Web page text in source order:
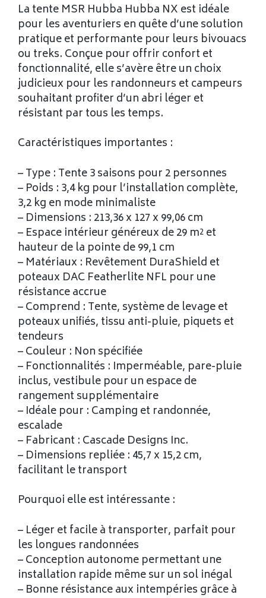
La tente MSR Hubba Hubba NX est idéale
pour les aventuriers en quête d’une solution
pratique et performante pour leurs bivouacs
ou treks. Conçue pour offrir confort et
fonctionnalité, elle s’avère être un choix
judicieux pour les randonneurs et campeurs
souhaitant profiter d’un abri léger et
résistant par tous les temps.
Caractéristiques importantes :
– Type : Tente 3 saisons pour 2 personnes
– Poids : 3,4 kg pour l’installation complète,
3,2 kg en mode minimaliste
– Dimensions : 213,36 x 127 x 99,06 cm
– Espace intérieur généreux de 29 m² et
hauteur de la pointe de 99,1 cm
– Matériaux : Revêtement DuraShield et
poteaux DAC Featherlite NFL pour une
résistance accrue
– Comprend : Tente, système de levage et
poteaux unifiés, tissu anti-pluie, piquets et
tendeurs
– Couleur : Non spécifiée
– Fonctionnalités : Imperméable, pare-pluie
inclus, vestibule pour un espace de
rangement supplémentaire
– Idéale pour : Camping et randonnée,
escalade
– Fabricant : Cascade Designs Inc.
– Dimensions repliée : 45,7 x 15,2 cm,
facilitant le transport
Pourquoi elle est intéressante :
– Léger et facile à transporter, parfait pour
les longues randonnées
– Conception autonome permettant une
installation rapide même sur un sol inégal
– Bonne résistance aux intempéries grâce à